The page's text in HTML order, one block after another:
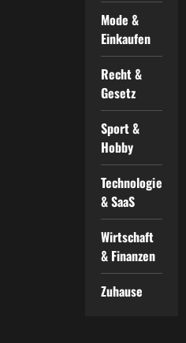
Mode &
Einkaufen
Recht &
Gesetz
Sport &
Hobby
Technologie
& SaaS
Wirtschaft
& Finanzen
Zuhause